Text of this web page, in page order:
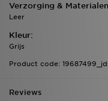
Verzorging & Materialen
Leer
Kleur:
Grijs
Product code:
Reviews